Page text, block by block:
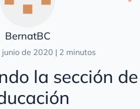
sitio
mi
Experiencia
Educación
BernatBC
junio de 2020 | 2 minutos
la sección de